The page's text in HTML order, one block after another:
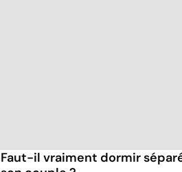
Faut-il vraiment dormir